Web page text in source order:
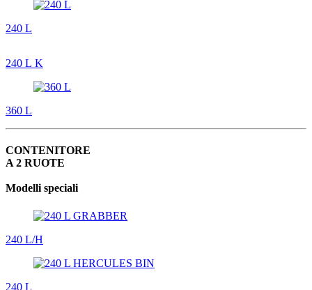
240 L
240 L K
360 L
CONTENITORE
A 2 RUOTE
Modelli speciali
240 L/H
240 L